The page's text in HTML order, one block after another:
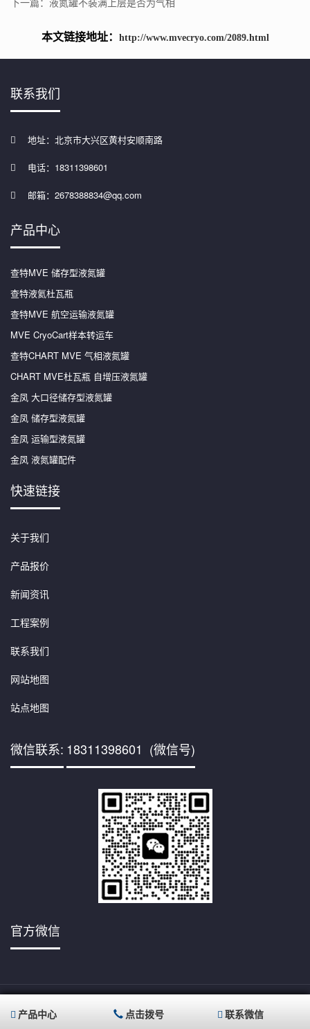
本文链接地址： http://www.mvecryo.com/2089.html
联系我们
地址：北京市大兴区黄村安顺南路
电话：18311398601
邮箱：2678388834@qq.com
产品中心
查特MVE 储存型液氮罐
查特液氦杜瓦瓶
查特MVE 航空运输液氮罐
MVE CryoCart样本转运车
查特CHART MVE 气相液氮罐
CHART MVE杜瓦瓶 自增压液氮罐
金凤 大口径储存型液氮罐
金凤 储存型液氮罐
金凤 运输型液氮罐
金凤 液氮罐配件
快速链接
关于我们
产品报价
新闻资讯
工程案例
联系我们
网站地图
站点地图
微信联系: 18311398601 (微信号)
官方微信
Copyright © 2001,www.mvecryo.com/,All rights reserved京ICP备
17012785号-7北京德世科技有限公司 版权所有
产品中心 点击拨号 联系微信